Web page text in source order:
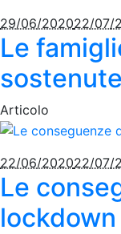
29/06/202022/07/
Le
sostenute
Articolo
22/06/202022/07/
Le
lockdown